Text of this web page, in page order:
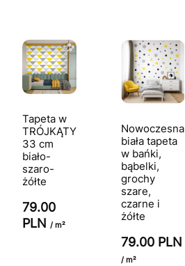
Tapeta w
TRÓJKĄTY
33 cm
biało-
szaro-
żółte
79.00
PLN / m²
Nowoczesna
biała tapeta
w bańki,
bąbelki,
grochy
szare,
czarne i
żółte
79.00 PLN
/ m²